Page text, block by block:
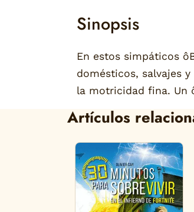
Sinopsis
En estos simpáticos
domésticos, salvajes
la motricidad fina. Un
Artículos